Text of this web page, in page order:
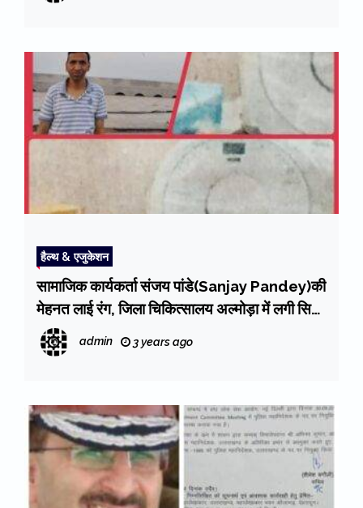
हैल्थ & एजुकेशन
सामाजिक कार्यकर्ता संजय पांडे(Sanjay Pandey)की
मेहनत लाई रंग, जिला चिकित्सालय अल्मोड़ा में लगी सिटी
स्कैन मशीन
admin 3 years ago